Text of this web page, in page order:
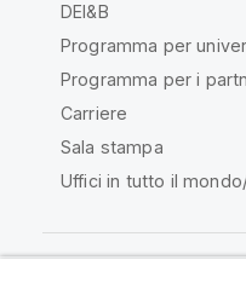
DEI&B
Programma per
Programma per i
Carriere
Sala stampa
Uffici in tutto il